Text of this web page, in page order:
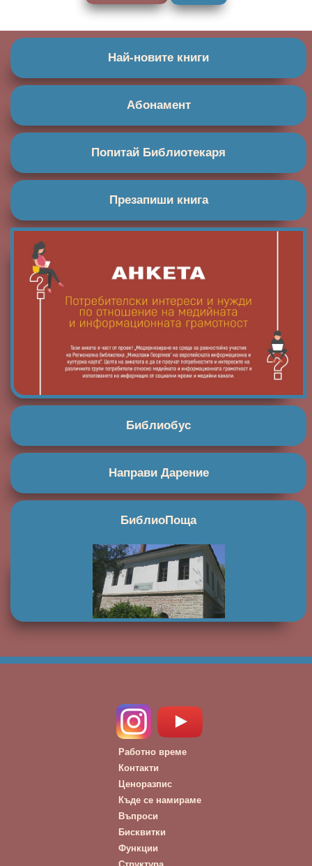
Най-новите книги
Абонамент
Попитай Библиотекаря
Презапиши книга
Библиобус
Направи Дарение
БиблиоПоща
Работно време
Контакти
Ценоразпис
Къде се намираме
Въпроси
Бисквитки
Функции